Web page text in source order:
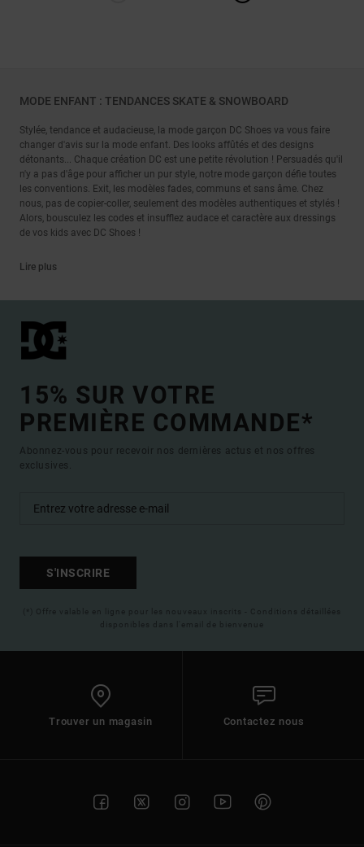
MODE ENFANT : TENDANCES SKATE & SNOWBOARD
Stylée, tendance et audacieuse, la mode garçon DC Shoes va vous faire
changer d'avis sur la mode enfant. Des looks affûtés et des designs
détonants... Chaque création DC est une petite révolution ! Persuadés qu'il
n'y a pas d'âge pour afficher un pur style, notre mode garçon défie toutes
les conventions. Exit, les modèles fades, communs et sans âme. Chez
nous, pas de copier-coller, seulement des modèles authentiques et stylés !
Alors, bousculez les codes et insufflez audace et caractère aux dressings
de vos kids avec DC Shoes !
Lire plus
15% SUR VOTRE
PREMIÈRE COMMANDE*
Abonnez-vous pour recevoir nos dernières actus et nos offres
exclusives.
S'INSCRIRE
(*) Offre valable en ligne pour les nouveaux inscrits - Conditions détaillées
disponibles dans l'email de bienvenue
Trouver un magasin Contactez nous